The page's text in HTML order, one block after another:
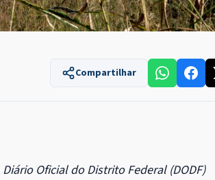
Compartilhar
Diário Oficial do Distrito Federal (DODF)